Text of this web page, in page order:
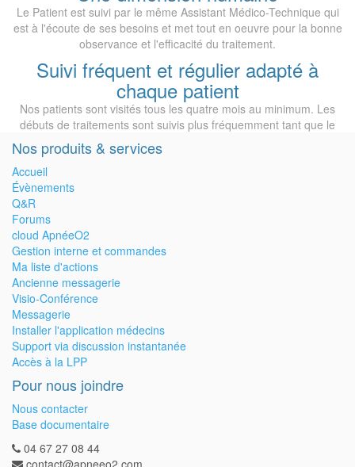
Le Patient est suivi par le même Assistant Médico-Technique qui
est à l'écoute de ses besoins et met tout en oeuvre pour la bonne
observance et l'efficacité du traitement.
Suivi fréquent et régulier adapté à
chaque patient
Nos patients sont visités tous les quatre mois au minimum. Les
débuts de traitements sont suivis plus fréquemment tant que le
patient n'est pas stabilisé et observant dans de bonnes
conditions.
Nos proposons les matériels et interfaces parmi les fabricants les
plus performants en fonction des spécificités de chaque patient.
Nous fournissons en priorité le matériel et l'interface les mieux
adaptés à chaque patient. Notre veille technologique nous permet
de proposer les matériels et interfaces les plus performants.
Connectés pour anticiper
Les patients ne sont pas isolés. Avec l'autorisation du Patient
nous mettons en place la Télé-observance qui nous permet de
suivre au quotidien l'efficacité du traitement. Nous anticipons nos
interventions et contactons le patient ou son entourage dès
Nos produits & services
Accueil
Évènements
Q&R
Forums
cloud ApnéeO2
Gestion interne et commandes
Ma liste d'actions
Ancienne messagerie
Visio-Conférence
Messagerie
Installer l'application médecins
Support via discussion instantanée
Accès à la LPP
Pour nous joindre
Nous contacter
Base documentaire
04 67 27 08 44
contact@apneeo2.com